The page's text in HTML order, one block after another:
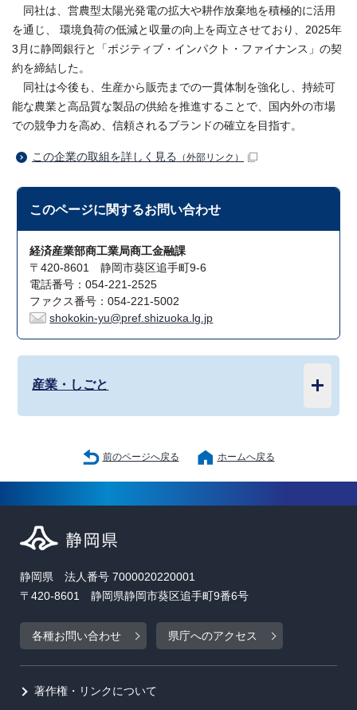
同社は、営農型太陽光発電の拡大や耕作放棄地を積極的に活用
を通じ、 環境負荷の低減と収量の向上を両立させており、2025年
3月に静岡銀行と「ポジティブ・インパクト・ファイナンス」の契
約を締結した。
同社は今後も、生産から販売までの一貫体制を強化し、持続可
能な農業と高品質な製品の供給を推進することで、国内外の市場
での競争力を高め、信頼されるブランドの確立を目指す。
この企業の取組を詳しく見る （外部リンク）
このページに関するお問い合わせ
経済産業部商工業局商工金融課
〒420-8601 静岡市葵区追手町9-6
電話番号：054-221-2525
ファクス番号：054-221-5002
shokokin-yu@pref.shizuoka.lg.jp
産業・しごと
前のページへ戻る ホームへ戻る
静岡県 法人番号 7000020220001
〒420-8601 静岡県静岡市葵区追手町9番6号
各種お問い合わせ 県庁へのアクセス
著作権・リンクについて